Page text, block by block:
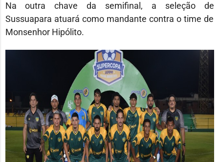
Na outra chave da semifinal, a seleção de
Sussuapara atuará como mandante contra o time de
Monsenhor Hipólito.